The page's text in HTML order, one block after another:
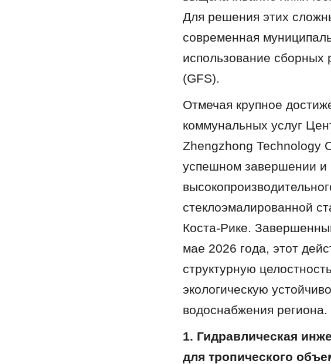
Для решения этих
современная
использование сборных
(GFS).
Отмечая крупное
коммунальных услуг
Zhengzhong Technology
успешном завершении и
стеклоэмалированной
Коста-Рике.
мае 2026 года, этот
структурную
экологическую
водоснабжения региона.
1. Гидравлическая
для тропического